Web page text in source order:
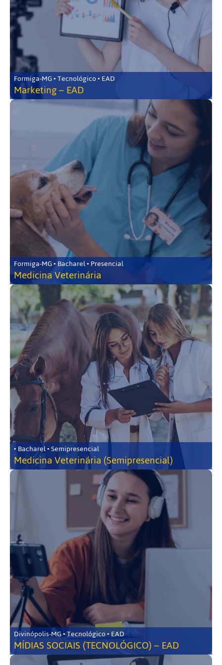
Formiga-MG • Tecnológico • EAD
Marketing – EAD
Formiga-MG • Bacharel • Presencial
Medicina Veterinária
• Bacharel • Semipresencial
Medicina Veterinária (Semipresencial)
Divinópolis-MG • Tecnológico • EAD
MÍDIAS SOCIAIS (TECNOLÓGICO) – EAD